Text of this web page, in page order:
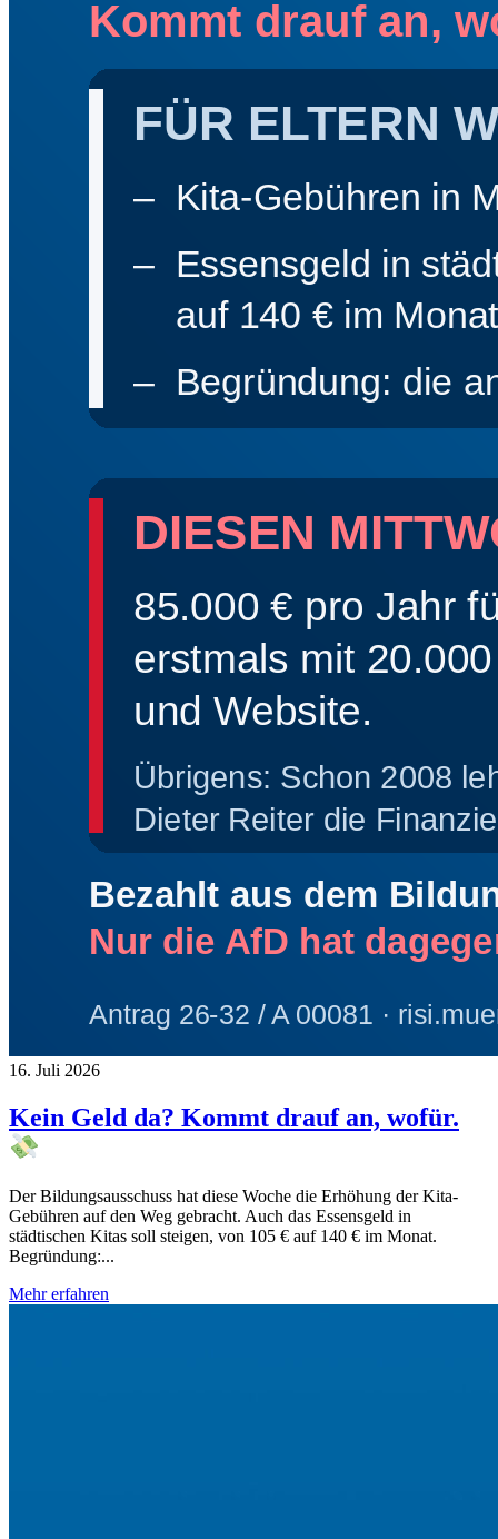
16. Juli 2026
Kein Geld da? Kommt drauf an, wofür.
Der Bildungsausschuss hat diese Woche die Erhöhung der Kita-
Gebühren auf den Weg gebracht. Auch das Essensgeld in
städtischen Kitas soll steigen, von 105 € auf 140 € im Monat.
Begründung:...
Mehr erfahren